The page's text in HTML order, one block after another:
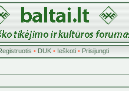
• DUK• Ieškoti• Prisijungti